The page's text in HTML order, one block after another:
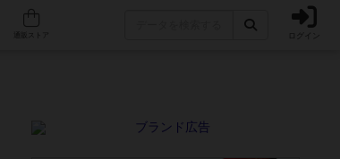
人気ボードゲーム ログイン